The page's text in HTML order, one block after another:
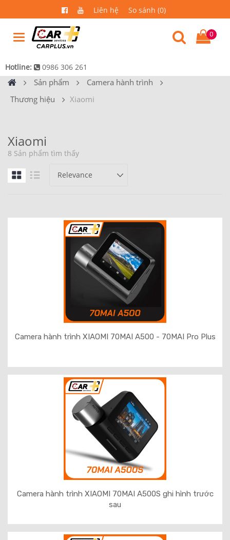
Liên hệ So sánh (0)
0
Hotline: 0986 306 261
Sản phẩm
Camera hành trình
Thương hiệu
Xiaomi
Xiaomi
8 Sản phẩm tìm thấy
Camera hành trình XIAOMI 70MAI A500 - 70MAI Pro Plus
Camera hành trình XIAOMI 70MAI A500S ghi hình trước
sau